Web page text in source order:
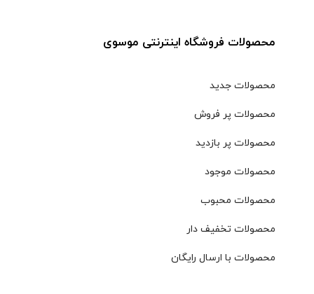
محصولات فروشگاه اینترنتی موسوی
محصولات جدید
محصولات پر فروش
محصولات پر بازدید
محصولات موجود
محصولات محبوب
محصولات تخفیف دار
محصولات با ارسال رایگان